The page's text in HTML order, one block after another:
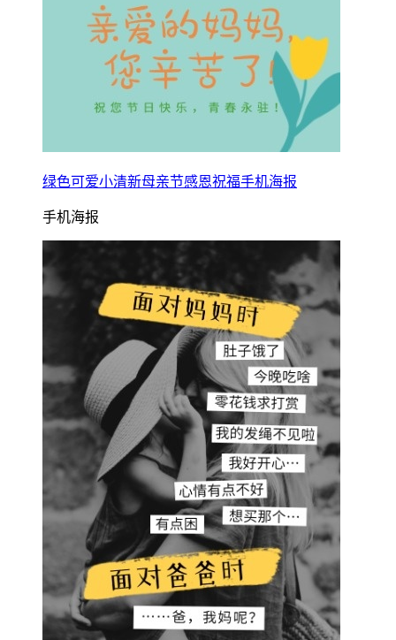
绿色可爱小清新母亲节感恩祝福手机海报
手机海报